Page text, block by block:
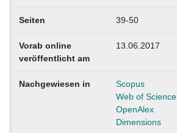
Seiten 39-50
Vorab online
veröffentlicht am
13.06.2017
Nachgewiesen in
Scopus
Web of Science
OpenAlex
Dimensions